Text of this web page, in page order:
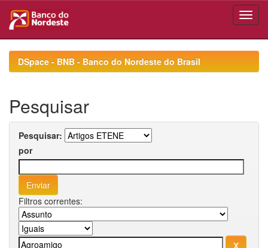
navigationDSpace - BNB - Banco do Nordeste do Brasil
Pesquisar
Pesquisar:
por
Filtros correntes: